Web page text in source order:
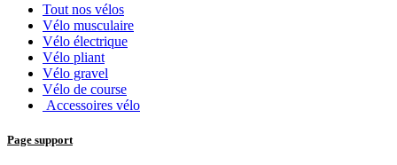
Tout nos vélos
Vélo musculaire
Vélo électrique
Vélo pliant
Vélo gravel
Vélo de course
Accessoires vélo
Page support